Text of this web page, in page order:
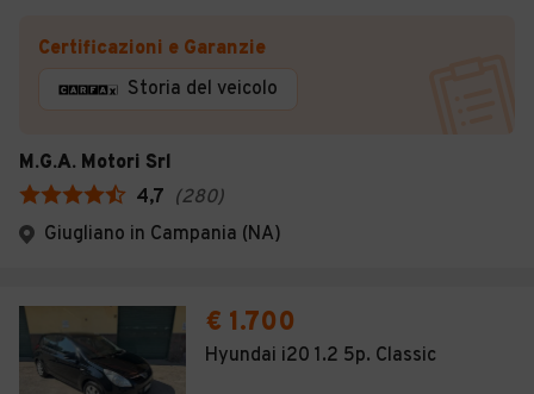
Certificazioni e Garanzie
Storia del veicolo
M.G.A. Motori Srl
4,7 (280)
Giugliano in Campania (NA)
€ 1.700
Hyundai i20 1.2 5p. Classic